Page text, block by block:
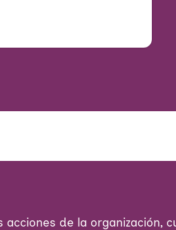
de la organización,